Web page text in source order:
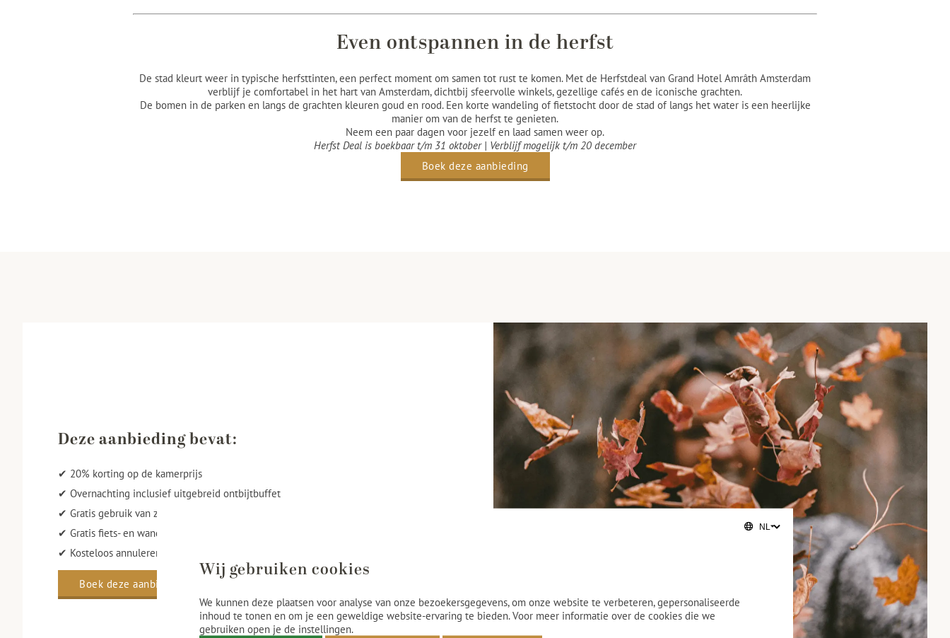
Even ontspannen in de herfst
De stad kleurt weer in typische herfsttinten, een perfect moment om samen tot rust te komen. Met de Herfstdeal van Grand Hotel Amrâth Amsterdam
verblijf je comfortabel in het hart van Amsterdam, dichtbij sfeervolle winkels, gezellige cafés en de iconische grachten.
De bomen in de parken en langs de grachten kleuren goud en rood. Een korte wandeling of fietstocht door de stad of langs het water is een heerlijke
manier om van de herfst te genieten.
Neem een paar dagen voor jezelf en laad samen weer op.
Herfst Deal is boekbaar t/m 31 oktober | Verblijf mogelijk t/m 20 december
Boek deze aanbieding
Deze aanbieding bevat:
✔ 20% korting op de kamerprijs
✔ Overnachting inclusief uitgebreid ontbijtbuffet
✔ Gratis gebruik van zwembad, sauna en fitness
✔ Gratis fiets- en wandelroutes
✔ Kosteloos annuleren of wijzigen tot 12.00 uur op de dag vóór aankomst
Boek deze aanbieding
Wij gebruiken cookies
We kunnen deze plaatsen voor analyse van onze bezoekersgegevens, om onze website te verbeteren, gepersonaliseerde
inhoud te tonen en om je een geweldige website-ervaring te bieden. Voor meer informatie over de cookies die we
gebruiken open je de instellingen.